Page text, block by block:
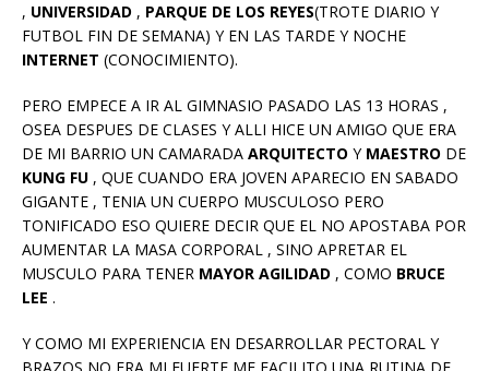
, UNIVERSIDAD , PARQUE DE LOS REYES(TROTE DIARIO Y
FUTBOL FIN DE SEMANA) Y EN LAS TARDE Y NOCHE
INTERNET (CONOCIMIENTO).
PERO EMPECE A IR AL GIMNASIO PASADO LAS 13 HORAS ,
OSEA DESPUES DE CLASES Y ALLI HICE UN AMIGO QUE ERA
DE MI BARRIO UN CAMARADA ARQUITECTO Y MAESTRO DE
KUNG FU , QUE CUANDO ERA JOVEN APARECIO EN SABADO
GIGANTE , TENIA UN CUERPO MUSCULOSO PERO
TONIFICADO ESO QUIERE DECIR QUE EL NO APOSTABA POR
AUMENTAR LA MASA CORPORAL , SINO APRETAR EL
MUSCULO PARA TENER MAYOR AGILIDAD , COMO BRUCE
LEE .
Y COMO MI EXPERIENCIA EN DESARROLLAR PECTORAL Y